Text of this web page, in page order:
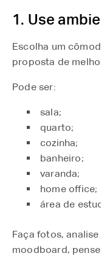
1. Use
Escolha um
proposta de
Pode ser:
sala;
quarto;
cozinha;
banheiro;
varanda;
home office;
área de
Faça fotos,
moodboard,